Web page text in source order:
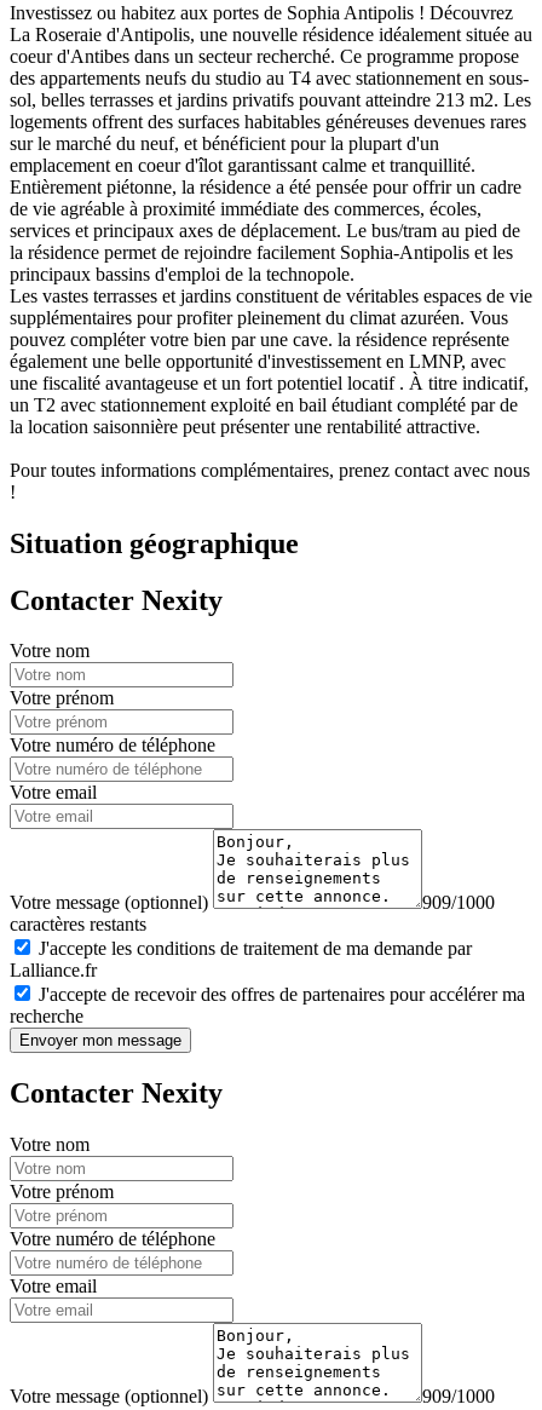
Investissez ou habitez aux portes de Sophia Antipolis ! Découvrez
La Roseraie d'Antipolis, une nouvelle résidence idéalement située au
coeur d'Antibes dans un secteur recherché. Ce programme propose
des appartements neufs du studio au T4 avec stationnement en sous-
sol, belles terrasses et jardins privatifs pouvant atteindre 213 m2. Les
logements offrent des surfaces habitables généreuses devenues rares
sur le marché du neuf, et bénéficient pour la plupart d'un
emplacement en coeur d'îlot garantissant calme et tranquillité.
Entièrement piétonne, la résidence a été pensée pour offrir un cadre
de vie agréable à proximité immédiate des commerces, écoles,
services et principaux axes de déplacement. Le bus/tram au pied de
la résidence permet de rejoindre facilement Sophia-Antipolis et les
principaux bassins d'emploi de la technopole.
Les vastes terrasses et jardins constituent de véritables espaces de vie
supplémentaires pour profiter pleinement du climat azuréen. Vous
pouvez compléter votre bien par une cave. la résidence représente
également une belle opportunité d'investissement en LMNP, avec
une fiscalité avantageuse et un fort potentiel locatif . À titre indicatif,
un T2 avec stationnement exploité en bail étudiant complété par de
la location saisonnière peut présenter une rentabilité attractive.
Pour toutes informations complémentaires, prenez contact avec nous
!
Situation géographique
Contacter Nexity
Votre nom
Votre prénom
Votre numéro de téléphone
Votre email
Votre message (optionnel)
909/1000
caractères restants
J'accepte les conditions de traitement de ma demande par
Lalliance.fr
J'accepte de recevoir des offres de partenaires pour accélérer ma
recherche
Envoyer mon message
Contacter Nexity
Votre nom
Votre prénom
Votre numéro de téléphone
Votre email
Votre message (optionnel)
909/1000